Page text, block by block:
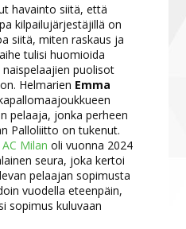
havainto siitä, että
kilpailujärjestäjillä on
siitä, miten raskaus ja
tulisi huomioida
puolisot
Helmarien Emma
pelaaja, jonka perheen
Palloliitto on tukenut.
Milan oli vuonna 2024
seura, joka kertoi
pelaajan sopimusta
vuodella eteenpäin,
sopimus kuluvaan